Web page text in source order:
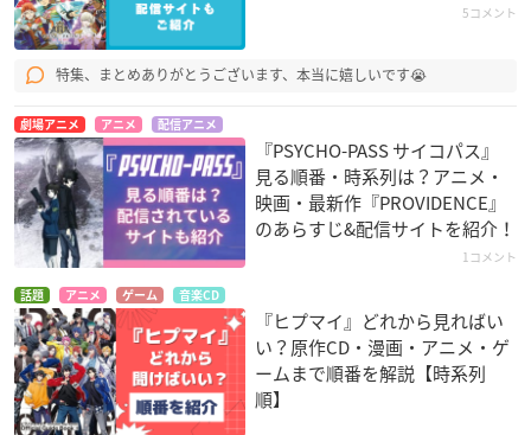
5コメント
特集、まとめありがとうございます、本当に嬉しいです😭
劇場アニメ アニメ 配信アニメ
『PSYCHO-PASS サイコパス』
見る順番・時系列は？アニメ・
映画・最新作『PROVIDENCE』
のあらすじ&配信サイトを紹介！
1コメント
話題 アニメ ゲーム 音楽CD
『ヒプマイ』どれから見ればい
い？原作CD・漫画・アニメ・ゲ
ームまで順番を解説【時系列
順】